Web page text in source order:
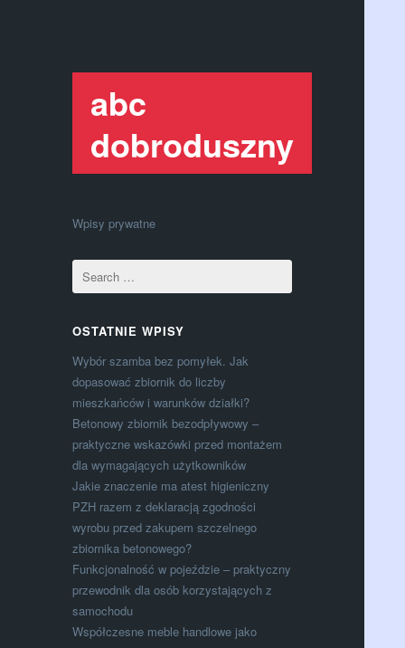
abc
dobroduszny
Wpisy prywatne
OSTATNIE WPISY
Wybór szamba bez pomyłek. Jak
dopasować zbiornik do liczby
mieszkańców i warunków działki?
Betonowy zbiornik bezodpływowy –
praktyczne wskazówki przed montażem
dla wymagających użytkowników
Jakie znaczenie ma atest higieniczny
PZH razem z deklaracją zgodności
wyrobu przed zakupem szczelnego
zbiornika betonowego?
Funkcjonalność w pojeździe – praktyczny
przewodnik dla osób korzystających z
samochodu
Współczesne meble handlowe jako